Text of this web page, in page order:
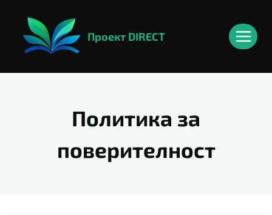
съдържанието
Проект DIRECT
Политика за
поверителност